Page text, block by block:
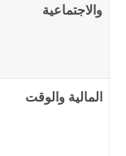
والاجتماعية
المالية والوقت